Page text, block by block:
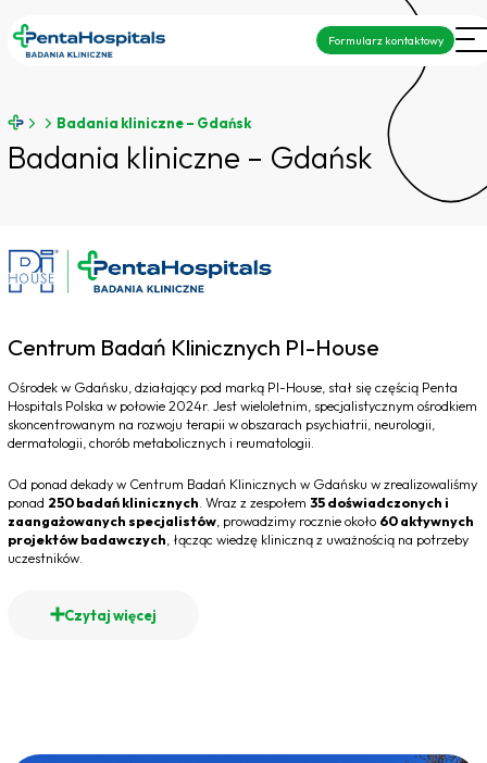
Formularz kontaktowy
Badania kliniczne – Gdańsk
Badania kliniczne – Gdańsk
Centrum Badań Klinicznych PI-House
Ośrodek w Gdańsku, działający pod marką PI-House, stał się częścią Penta
Hospitals Polska w połowie 2024r. Jest wieloletnim, specjalistycznym ośrodkiem
skoncentrowanym na rozwoju terapii w obszarach psychiatrii, neurologii,
dermatologii, chorób metabolicznych i reumatologii.
Od ponad dekady w Centrum Badań Klinicznych w Gdańsku w zrealizowaliśmy
ponad 250 badań klinicznych . Wraz z zespołem 35 doświadczonych i
zaangażowanych specjalistów , prowadzimy rocznie około 60 aktywnych
projektów badawczych , łącząc wiedzę kliniczną z uważnością na potrzeby
uczestników.
Czytaj więcej